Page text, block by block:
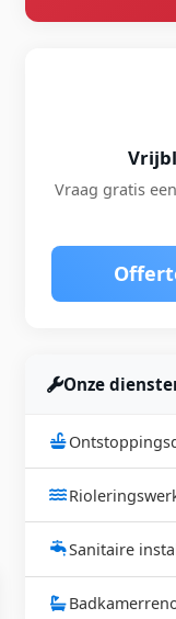
Vraag gratis
Onze
Sanitaire